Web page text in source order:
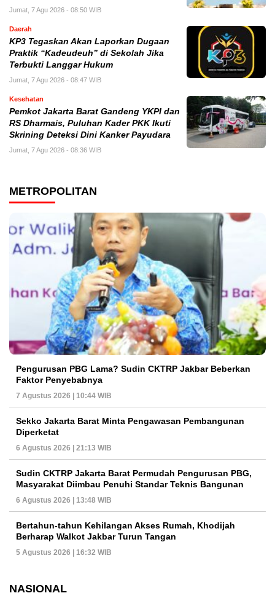
Jumat, 7 Agu 2026 - 08:50 WIB
Daerah
KP3 Tegaskan Akan Laporkan Dugaan
Praktik “Kadeudeuh” di Sekolah Jika
Terbukti Langgar Hukum
Jumat, 7 Agu 2026 - 08:47 WIB
Kesehatan
Pemkot Jakarta Barat Gandeng YKPI dan
RS Dharmais, Puluhan Kader PKK Ikuti
Skrining Deteksi Dini Kanker Payudara
Jumat, 7 Agu 2026 - 08:36 WIB
METROPOLITAN
Pengurusan PBG Lama? Sudin CKTRP Jakbar Beberkan
Faktor Penyebabnya
7 Agustus 2026 | 10:44 WIB
Sekko Jakarta Barat Minta Pengawasan Pembangunan
Diperketat
6 Agustus 2026 | 21:13 WIB
Sudin CKTRP Jakarta Barat Permudah Pengurusan PBG,
Masyarakat Diimbau Penuhi Standar Teknis Bangunan
6 Agustus 2026 | 13:48 WIB
Bertahun-tahun Kehilangan Akses Rumah, Khodijah
Berharap Walkot Jakbar Turun Tangan
5 Agustus 2026 | 16:32 WIB
NASIONAL